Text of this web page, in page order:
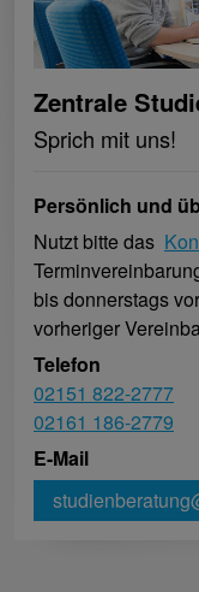
Zentrale
Sprich mit uns!
Persönlich und
Nutzt bitte das
bis donnerstags
vorheriger
Telefon
02151 822-2777
02161 186-2779
E-Mail